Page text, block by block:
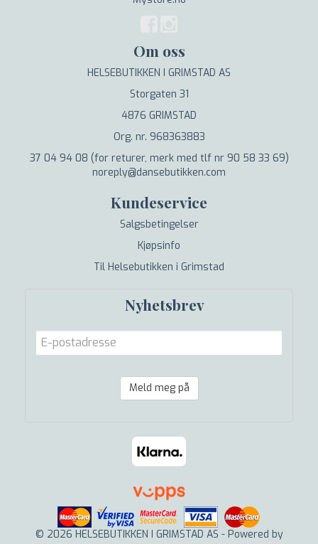
Om oss
HELSEBUTIKKEN I GRIMSTAD AS
Storgaten 31
4876 GRIMSTAD
Org. nr. 968363883
37 04 94 08 (for returer, merk med tlf nr 90 58 33 69)
noreply@dansebutikken.com
Kundeservice
Salgsbetingelser
Kjøpsinfo
Til Helsebutikken i Grimstad
Nyhetsbrev
Meld meg på
© 2026 HELSEBUTIKKEN I GRIMSTAD AS - Powered by